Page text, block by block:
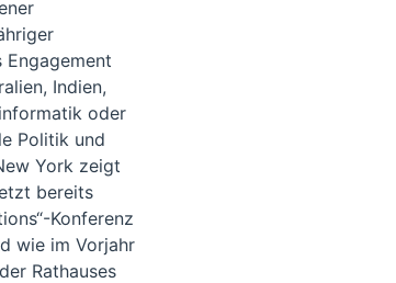
Indien,
oder
Politik und
York zeigt
bereits
Konferenz
wie im Vorjahr
Rathauses